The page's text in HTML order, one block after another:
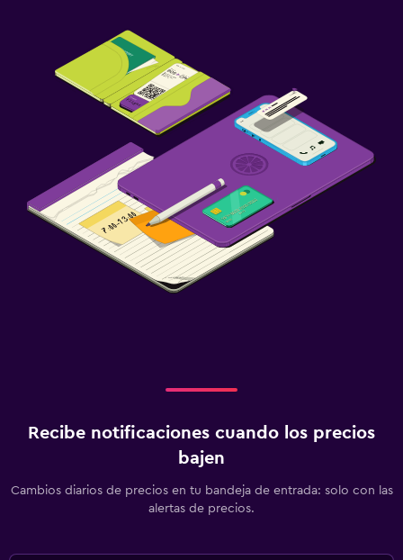
Botiquín de primeros auxilios
Sistema de entretenimiento
TV de pantalla plana
TV por cable o vía satélite
Ideal para familias
Cuna/cama nido disponibles
Recibe notificaciones cuando los precios
bajen
Cambios diarios de precios en tu bandeja de entrada: solo con las
alertas de precios.